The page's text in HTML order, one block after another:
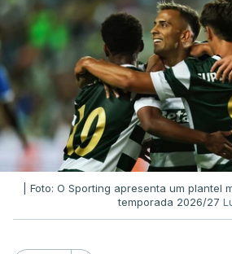
| Foto: O Sporting apresenta um plantel
temporada 2026/27